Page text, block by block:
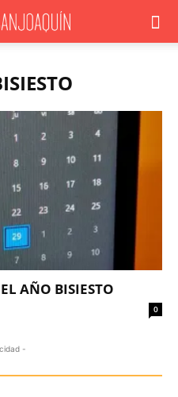
AÑO BISIESTO
0
-